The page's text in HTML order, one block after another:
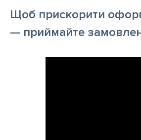
Щоб прискорити
— приймайте